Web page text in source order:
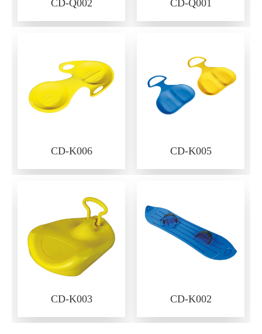
CD-Q002 CD-Q001
CD-K006 CD-K005
CD-K003 CD-K002